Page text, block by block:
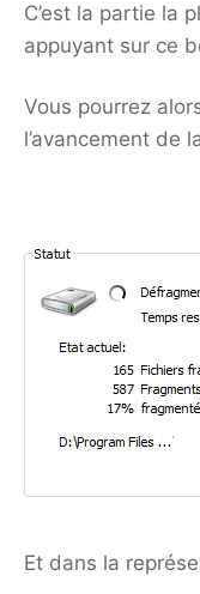
C’est la partie la
appuyant sur ce
Vous pourrez
l’avancement de
Et dans la